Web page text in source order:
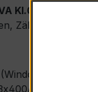
Kl.0,5s
ist ein
Zählerfeldern
Type) –
5 A